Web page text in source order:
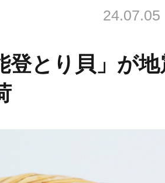
24.07.05
登とり貝」が